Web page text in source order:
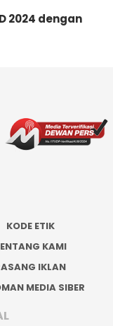
2024 dengan
KODE ETIK
KAMI
IKLAN
MEDIA SIBER